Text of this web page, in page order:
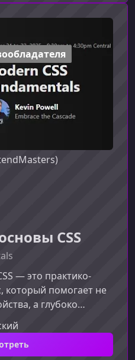
wiki‑системы —
с
данных, AI‑функциями
На каждом этапе вы
фич
CSS
— это практико-
который помогает не
а глубоко
языка.
чтобы вы смогли
техники